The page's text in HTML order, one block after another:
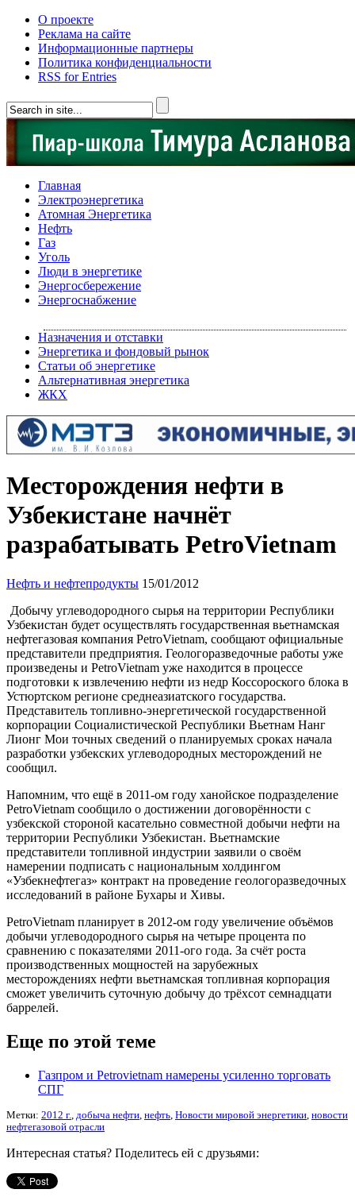
О проекте
Реклама на сайте
Информационные партнеры
Политика конфиденциальности
RSS for Entries
Главная
Электроэнергетика
Атомная Энергетика
Нефть
Газ
Уголь
Люди в энергетике
Энергосбережение
Энергоснабжение
Назначения и отставки
Энергетика и фондовый рынок
Статьи об энергетике
Альтернативная энергетика
ЖКХ
Месторождения нефти в
Узбекистане начнёт
разрабатывать PetroVietnam
Нефть и нефтепродукты 15/01/2012
Добычу углеводородного сырья на территории Республики
Узбекистан будет осуществлять государственная вьетнамская
нефтегазовая компания PetroVietnam, сообщают официальные
представители предприятия. Геологоразведочные работы уже
произведены и PetroVietnam уже находится в процессе
подготовки к извлечению нефти из недр Коссороского блока в
Устюртском регионе среднеазиатского государства.
Представитель топливно-энергетической государственной
корпорации Социалистической Республики Вьетнам Нанг
Лионг Moи точных сведений о планируемых сроках начала
разработки узбекских углеводородных месторождений не
сообщил.
Напомним, что ещё в 2011-ом году ханойское подразделение
PetroVietnam сообщило о достижении договорённости с
узбекской стороной касательно совместной добычи нефти на
территории Республики Узбекистан. Вьетнамские
представители топливной индустрии заявили о своём
намерении подписать с национальным холдингом
«Узбекнефтегаз» контракт на проведение геологоразведочных
исследований в районе Бухары и Хивы.
PetroVietnam планирует в 2012-ом году увеличение объёмов
добычи углеводородного сырья на четыре процента по
сравнению с показателями 2011-ого года. За счёт роста
производственных мощностей на зарубежных
месторождениях нефти вьетнамская топливная корпорация
сможет увеличить суточную добычу до трёхсот семнадцати
баррелей.
Еще по этой теме
Газпром и Petrovietnam намерены усиленно торговать
СПГ
Метки: 2012 г. добыча нефти нефть Новости мировой энергетики новости
нефтегазовой отрасли
Интересная статья? Поделитесь ей с друзьями: